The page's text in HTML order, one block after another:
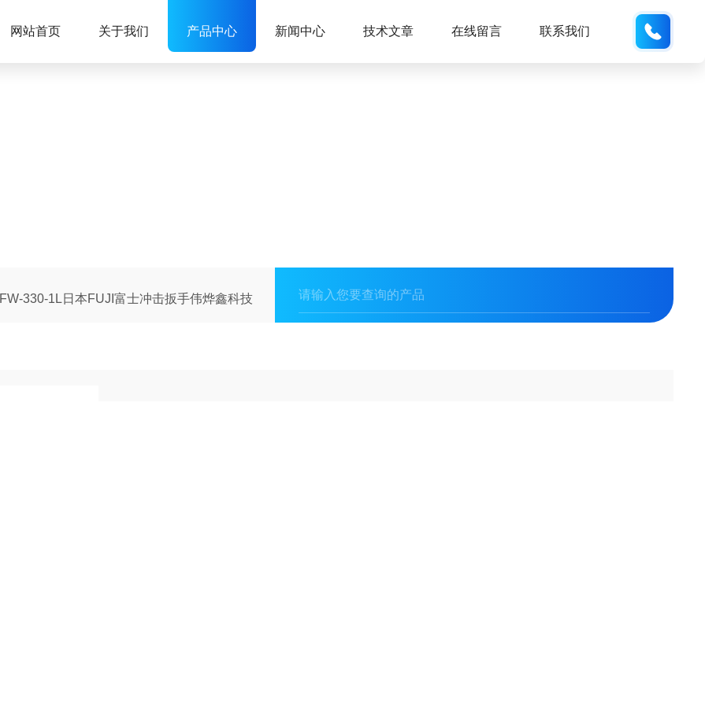
网站首页 关于我们 产品中心 新闻中心 技术文章 在线留言 联系我们
FW-330-1L日本FUJI富士冲击扳手伟烨鑫科技